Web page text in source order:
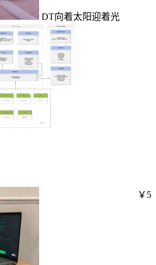
DT向着太阳迎着光
￥5